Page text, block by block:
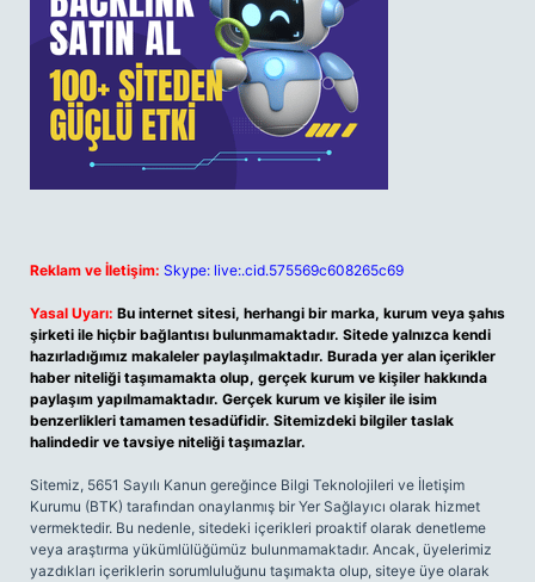
Reklam ve İletişim: Skype: live:.cid.575569c608265c69
Yasal Uyarı: Bu internet sitesi, herhangi bir marka, kurum veya şahıs
şirketi ile hiçbir bağlantısı bulunmamaktadır. Sitede yalnızca kendi
hazırladığımız makaleler paylaşılmaktadır. Burada yer alan içerikler
haber niteliği taşımamakta olup, gerçek kurum ve kişiler hakkında
paylaşım yapılmamaktadır. Gerçek kurum ve kişiler ile isim
benzerlikleri tamamen tesadüfidir. Sitemizdeki bilgiler taslak
halindedir ve tavsiye niteliği taşımazlar.
Sitemiz, 5651 Sayılı Kanun gereğince Bilgi Teknolojileri ve İletişim
Kurumu (BTK) tarafından onaylanmış bir Yer Sağlayıcı olarak hizmet
vermektedir. Bu nedenle, sitedeki içerikleri proaktif olarak denetleme
veya araştırma yükümlülüğümüz bulunmamaktadır. Ancak, üyelerimiz
yazdıkları içeriklerin sorumluluğunu taşımakta olup, siteye üye olarak